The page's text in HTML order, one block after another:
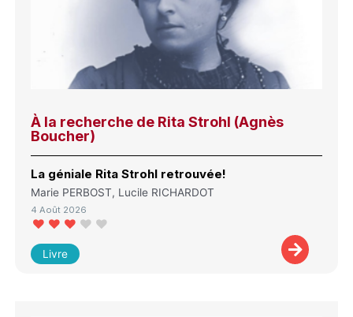
À la recherche de Rita Strohl (Agnès
Boucher)
La géniale Rita Strohl retrouvée!
Marie PERBOST, Lucile RICHARDOT
4 Août 2026
Livre